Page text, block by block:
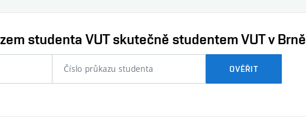
studenta VUT skutečně studentem VUT v Brně
číslo
OVĚŘIT